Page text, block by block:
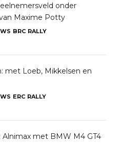
onder
Maxime Potty
BRC RALLY
met Loeb, Mikkelsen en
ERC RALLY
Alnimax met BMW M4 GT4